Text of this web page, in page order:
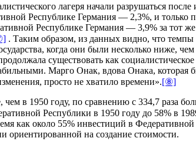
лагеря начали разрушаться
Республике Германия — 2,3%, и только
Республике Германия — 3,9% за тот
. Таким образом, из данных видно, что
когда они были несколько
существовать как
Марго Онак, вдова Онака,
просто не хватило времени».[⑧]
в 1950 году, по сравнению с 334,7 раза
Республики в 1950 году до 58% в
как около 55% инвестиций в
ориентированной на создание стоимости.